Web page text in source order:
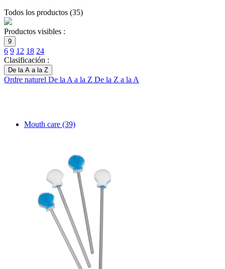
Todos los productos (35)
Productos visibles :
9
6 9 12 18 24
Clasificación :
De la A a la Z
Ordre naturel De la A a la Z De la Z a la A
Mouth care (39)